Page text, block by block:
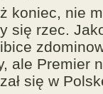
koniec, nie
się rzec.
ale Premier
się w